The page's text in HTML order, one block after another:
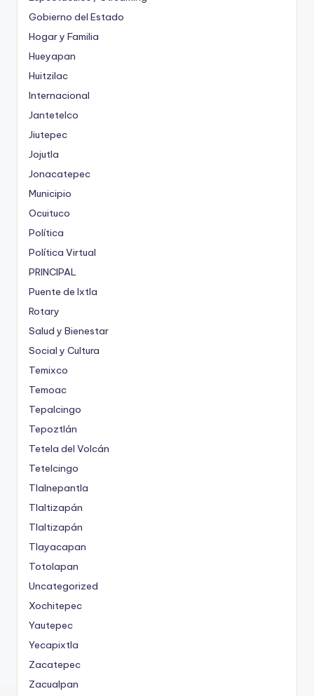
Gobierno del Estado
Hogar y Familia
Hueyapan
Huitzilac
Internacional
Jantetelco
Jiutepec
Jojutla
Jonacatepec
Municipio
Ocuituco
Política
Política Virtual
PRINCIPAL
Puente de Ixtla
Rotary
Salud y Bienestar
Social y Cultura
Temixco
Temoac
Tepalcingo
Tepoztlán
Tetela del Volcán
Tetelcingo
Tlalnepantla
Tlaltizapán
Tlaltizapán
Tlayacapan
Totolapan
Uncategorized
Xochitepec
Yautepec
Yecapixtla
Zacatepec
Zacualpan